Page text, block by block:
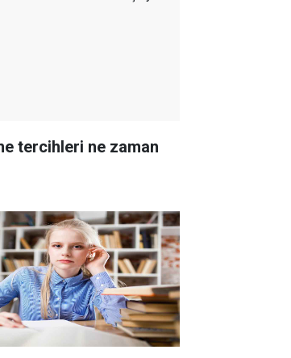
tercihleri ne zaman